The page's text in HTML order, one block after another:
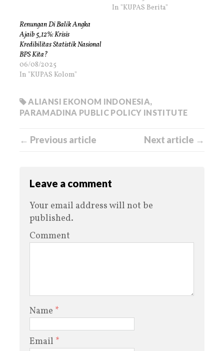
In "KUPAS Berita"
Renungan Di Balik Angka
Ajaib 5,12%: Krisis
Kredibilitas Statistik Nasional
BPS Kita?
06/08/2025
In "KUPAS Kolom"
ALIANSI EKONOM INDONESIA,
PARAMADINA PUBLIC POLICY INSTITUTE
← Previous article Next article →
Leave a comment
Your email address will not be
published.
Comment
Name *
Email *